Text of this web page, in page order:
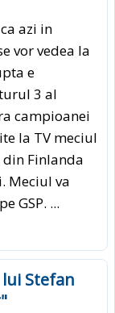
azi in
vor vedea la
e
3 al
campioanei
la TV meciul
din Finlanda
Meciul va
GSP. ...
Stefan